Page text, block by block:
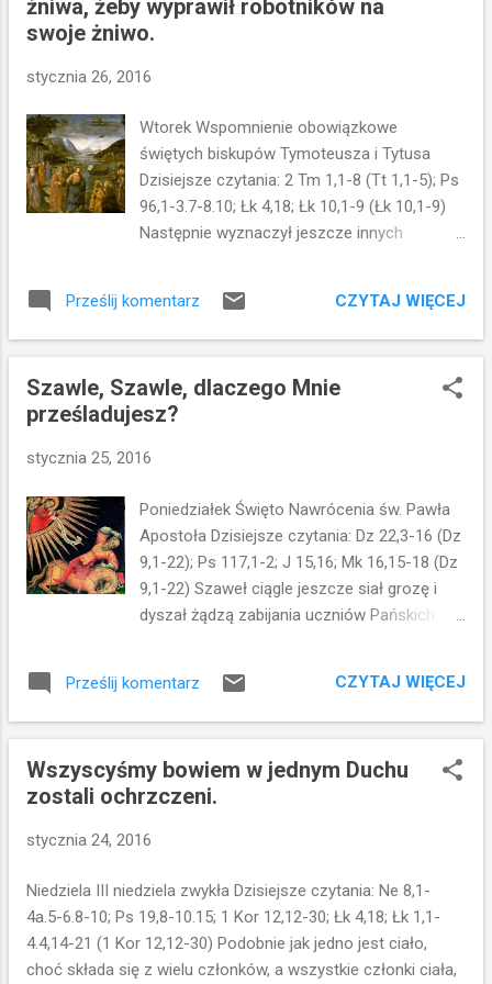
skaliste, gdzie nie miało wiele ziemi, i wnet
wzeszło, bo nie było głęboko w glebie. Lecz
mając korzenia, uschło. Inne znów padło
zagłuszyły je, tak że nie wydało owocu. Inne
w końcu padły na ziemię żyzną, wzeszły,
wyrosły i wydały plon: trzydziestokrotny,
sześćdziesięciokrotny i stokrotny. I dodał:
Kto ma uszy do słuchania, niechaj słucha. A
żniwa, żeby wyprawił robotników na
swoje żniwo.
stycznia 26, 2016
Wtorek Wspomnienie obowiązkowe
świętych biskupów Tymoteusza i Tytusa
Dzisiejsze czytania: 2 Tm 1,1-8 (Tt 1,1-5); Ps
96,1-3.7-8.10; Łk 4,18; Łk 10,1-9 (Łk 10,1-9)
Następnie wyznaczył jeszcze innych
miejscowości, dokąd sam przyjść zamierzał.
Powiedział też do nich: żniwo wprawdzie
Pana żniwa, żeby wyprawił robotników na
swoje żniwo. Idźcie, oto was posyłam jak
ani torby, ani sandałów; i nikogo w drodze nie
pozdrawiajcie! Gdy do jakiego domu
wejdziecie, najpierw mówcie: Pokój temu
domowi! Jeśli tam mieszka człowiek godny
pokoju, wasz pokój spocznie na nim; jeśli nie,
powróci do was. W tym samym domu
zostańcie, jedząc i pijąc, co mają: bo
przechodźcie z domu do domu. Jeśli do
chorych, którzy ta...
Prześlij komentarz CZYTAJ WIĘCEJ
Szawle, Szawle, dlaczego Mnie
prześladujesz?
stycznia 25, 2016
Poniedziałek Święto Nawrócenia św. Pawła
Apostoła Dzisiejsze czytania: Dz 22,3-16 (Dz
9,1-22); Ps 117,1-2; J 15,16; Mk 16,15-18 (Dz
9,1-22) Szaweł ciągle jeszcze siał grozę i
dyszał żądzą zabijania uczniów Pańskich.
przyprowadzić do Jerozolimy mężczyzn i
kobiety, zwolenników tej drogi, jeśliby jakichś
do Damaszku, olśniła go nagle światłość z
nieba. A gdy upadł na ziemię, usłyszał głos,
prześladujesz? Kto jesteś, Panie? -
ty prześladujesz. Wstań i wejdź do miasta,
tam ci powiedzą, co masz czynić. Ludzie,
którzy mu towarzyszyli w drodze, oniemieli
Prześlij komentarz CZYTAJ WIĘCEJ
Wszyscyśmy bowiem w jednym Duchu
zostali ochrzczeni.
stycznia 24, 2016
Niedziela III niedziela zwykła Dzisiejsze czytania: Ne 8,1-
4a.5-6.8-10; Ps 19,8-10.15; 1 Kor 12,12-30; Łk 4,18; Łk 1,1-
4.4,14-21 (1 Kor 12,12-30) Podobnie jak jedno jest ciało,
choć składa się z wielu członków, a wszystkie członki ciała,